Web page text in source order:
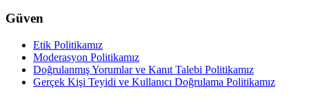
Güven
Etik Politikamız
Moderasyon Politikamız
Doğrulanmış Yorumlar ve Kanıt Talebi Politikamız
Gerçek Kişi Teyidi ve Kullanıcı Doğrulama Politikamız